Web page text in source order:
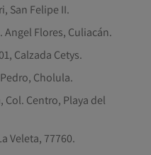
San Felipe II.
Angel Flores, Culiacán.
Calzada Cetys.
Cholula.
Col. Centro, Playa del
Veleta, 77760.